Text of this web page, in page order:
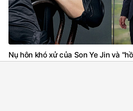
Nụ hôn khó xử của Son Ye Jin và